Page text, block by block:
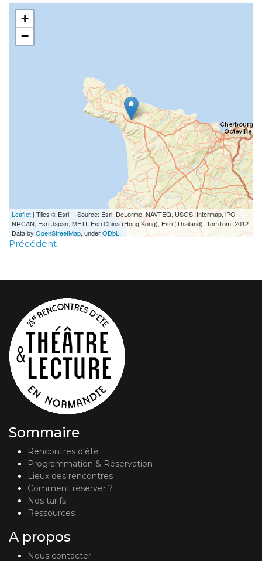
+
−
Leaflet | Tiles © Esri -- Source: Esri, DeLorme, NAVTEQ, USGS, Intermap, iPC,
NRCAN, Esri Japan, METI, Esri China (Hong Kong), Esri (Thailand), TomTom, 2012.
Data by OpenStreetMap, underODbL .
Précédent
Sommaire
Rencontres d'été
Programmation & Réservation
Lieux des rencontres
Comment réserver ?
Nos tarifs
Ressources
A propos
Nous contacter